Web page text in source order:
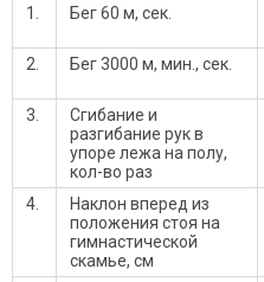
1. Бег 60 м, сек.
2. Бег 3000 м, мин., сек.
3.
Сгибание и
разгибание рук в
упоре лежа на полу,
кол-во раз
4.
Наклон вперед из
положения стоя на
гимнастической
скамье, см